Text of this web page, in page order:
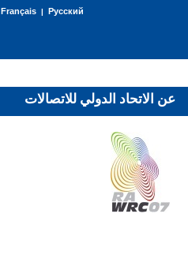
Français| Русский
عن الاتحاد الدولي للاتصالات